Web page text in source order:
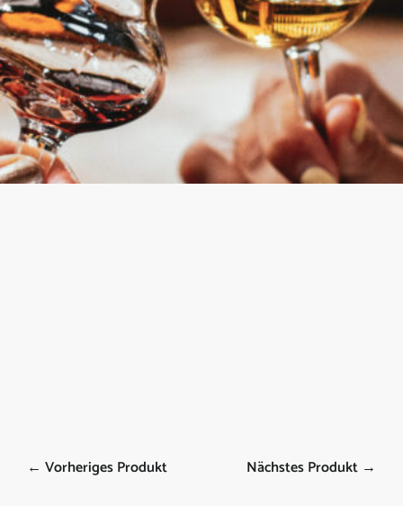
← Vorheriges Produkt Nächstes Produkt →